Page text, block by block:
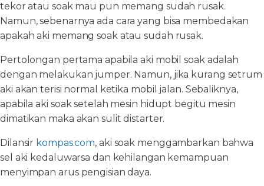
tekor atau soak mau pun memang sudah rusak.
Namun, sebenarnya ada cara yang bisa membedakan
apakah aki memang soak atau sudah rusak.
Pertolongan pertama apabila aki mobil soak adalah
dengan melakukan jumper. Namun, jika kurang setrum
aki akan terisi normal ketika mobil jalan. Sebaliknya,
apabila aki soak setelah mesin hidupt begitu mesin
dimatikan maka akan sulit distarter.
Dilansir kompas.com, aki soak menggambarkan bahwa
sel aki kedaluwarsa dan kehilangan kemampuan
menyimpan arus pengisian daya.